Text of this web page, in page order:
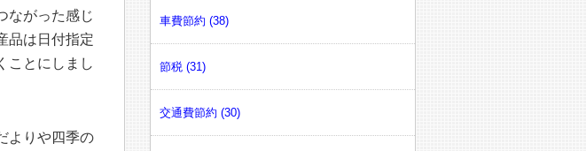
ながった感じ
品は日付指定
ことにしまし
よりや四季の
車費節約 (38)
節税 (31)
交通費節約 (30)